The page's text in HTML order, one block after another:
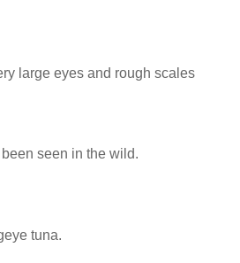
large eyes and rough scales
seen in the wild.
tuna.